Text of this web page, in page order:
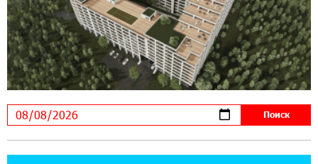
22:41:05 3-08-2026
Idram и IDBank - рядом со стартапами на
Seaside Startup Summit
10:12:55 3-08-2026
В мобильном приложении Юнибанка теперь
можно зарегистрироваться также с помощью